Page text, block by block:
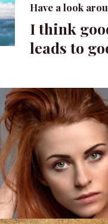
Have a look
I think
leads to